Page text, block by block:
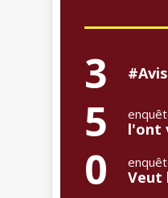
3
5 l'ont
0 Veut